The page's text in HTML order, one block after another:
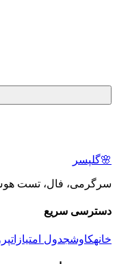
🌸گلپسر
سرگرمی، فال، تست
دسترسی سریع
خانهکاوشجدول امتیازات